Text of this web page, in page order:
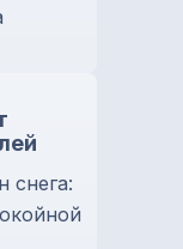
снега: